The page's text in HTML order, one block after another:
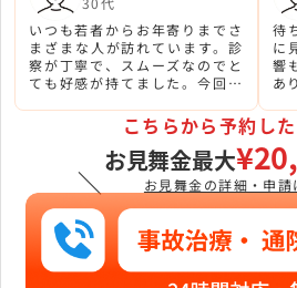
いつも若者からお年寄りまでさ
まざまな人が訪れています。診
察が丁寧で、スムーズなのでと
ても好感が持てました。今回こ
きました。むちうちを治してい
ただきました！
待
に
響
あ
＼
こちらから予約し
お見舞金最大
お見舞金の詳細・申請